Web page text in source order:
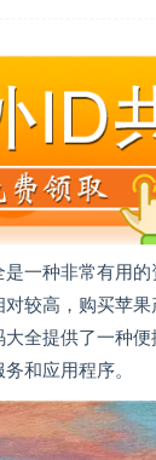
一种非常有用
较高，购买苹
大全提供了一种
和应用程序。